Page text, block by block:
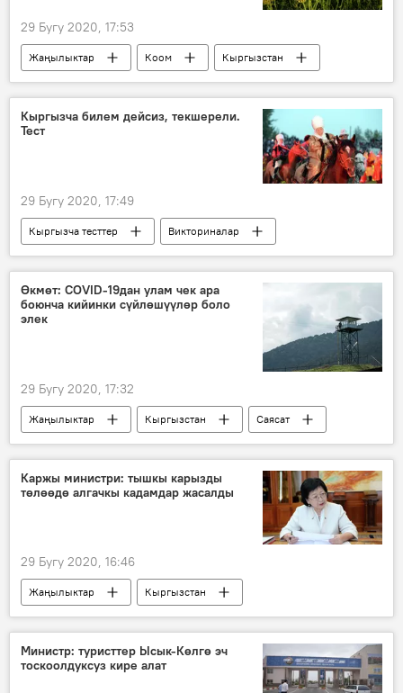
29 Бугу 2020, 17:53
Жаңылыктар Коом
Кыргызстан
тоо
көл
капчыгай
коронавирус
Коронавируска байланыштуу Кыргызстандагы кырдаал
Кыргызча билем дейсиз, текшерели.
Тест
29 Бугу 2020, 17:49
Кыргызча тесттер
Викториналар
кыргыз тили
сөз
эне тил
финансылык сабаттуулук
Өкмөт: COVID-19дан улам чек ара
боюнча кийинки сүйлөшүүлөр боло
элек
29 Бугу 2020, 17:32
Жаңылыктар Кыргызстан
Саясат
чек ара
өкмөт
Коронавируска байланыштуу Кыргызстандагы кырдаал
Каржы министри: тышкы карызды
төлөөдө алгачкы кадамдар жасалды
29 Бугу 2020, 16:46
Жаңылыктар
Кыргызстан
Экономика
Бактыгүл Жээнбаева
каржылоо
тышкы карыз
Министр: туристтер Ысык-Көлгө эч
тоскоолдуксуз кире алат